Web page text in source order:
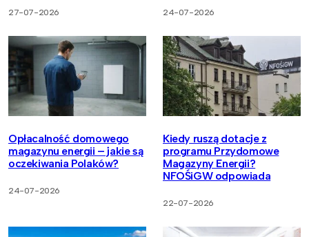
27-07-2026 24-07-2026
Opłacalność domowego
magazynu energii – jakie są
oczekiwania Polaków?
24-07-2026
Kiedy ruszą dotacje z
programu Przydomowe
Magazyny Energii?
NFOŚiGW odpowiada
22-07-2026